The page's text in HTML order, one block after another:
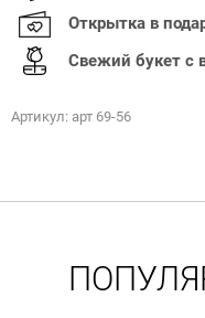
Открытка в
Свежий букет с
Артикул: арт 69-56